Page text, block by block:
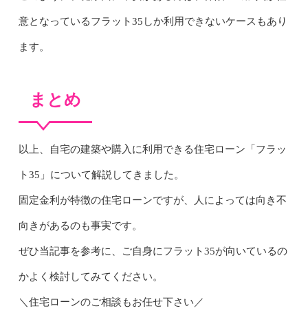
意となっているフラット35しか利用できないケースもあり
ます。
まとめ
以上、自宅の建築や購入に利用できる住宅ローン「フラッ
ト35」について解説してきました。
固定金利が特徴の住宅ローンですが、人によっては向き不
向きがあるのも事実です。
ぜひ当記事を参考に、ご自身にフラット35が向いているの
かよく検討してみてください。
＼ 住宅ローンのご相談もお任せ下さい／